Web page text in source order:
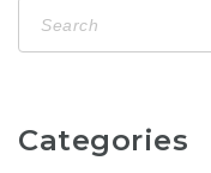
Categories